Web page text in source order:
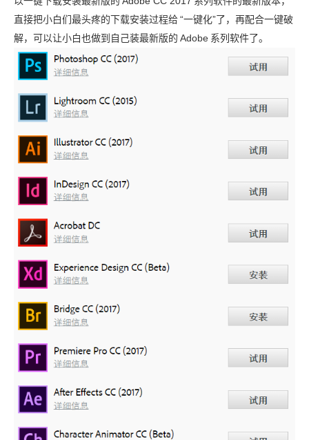
直接把小白们最头疼的下载安装过程给“一键化”了，再配合一键破
解，可以让小白也做到自己装最新版的 Adobe 系列软件了。